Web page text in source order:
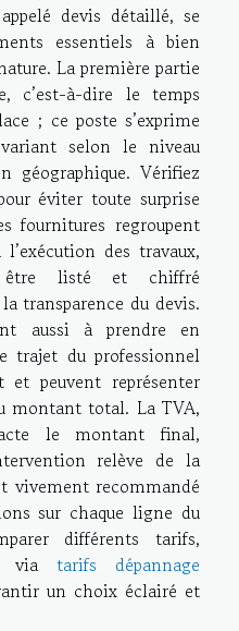
devis détaillé, se
essentiels à bien
La première partie
c’est-à-dire le temps
; ce poste s’exprime
selon le niveau
géographique. Vérifiez
éviter toute surprise
fournitures regroupent
des travaux,
être listé et chiffré
transparence du devis.
aussi à prendre en
trajet du professionnel
et peuvent représenter
montant total. La TVA,
le montant final,
relève de la
vivement recommandé
sur chaque ligne du
différents tarifs,
via tarifs dépannage
un choix éclairé et